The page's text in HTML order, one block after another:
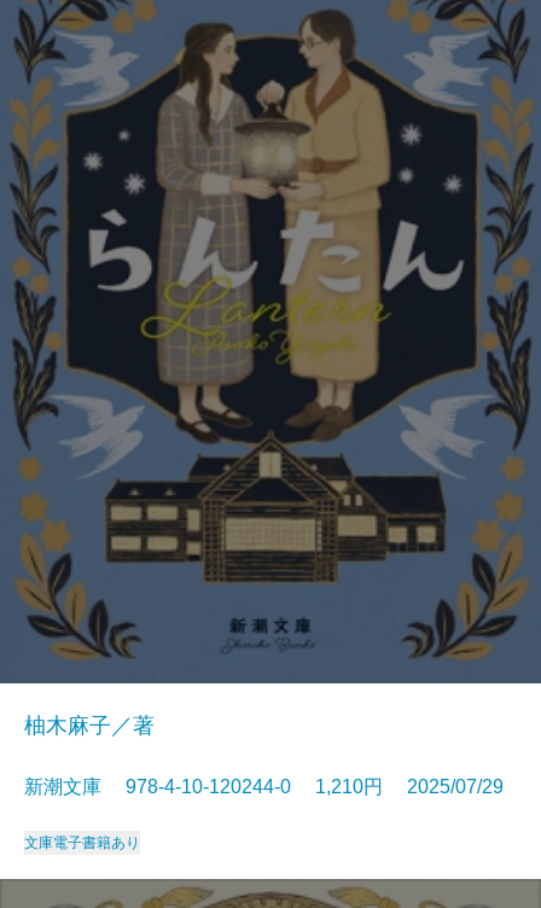
柚木麻子／著
新潮文庫 978-4-10-120244-0 1,210円 2025/07/29
文庫電子書籍あり